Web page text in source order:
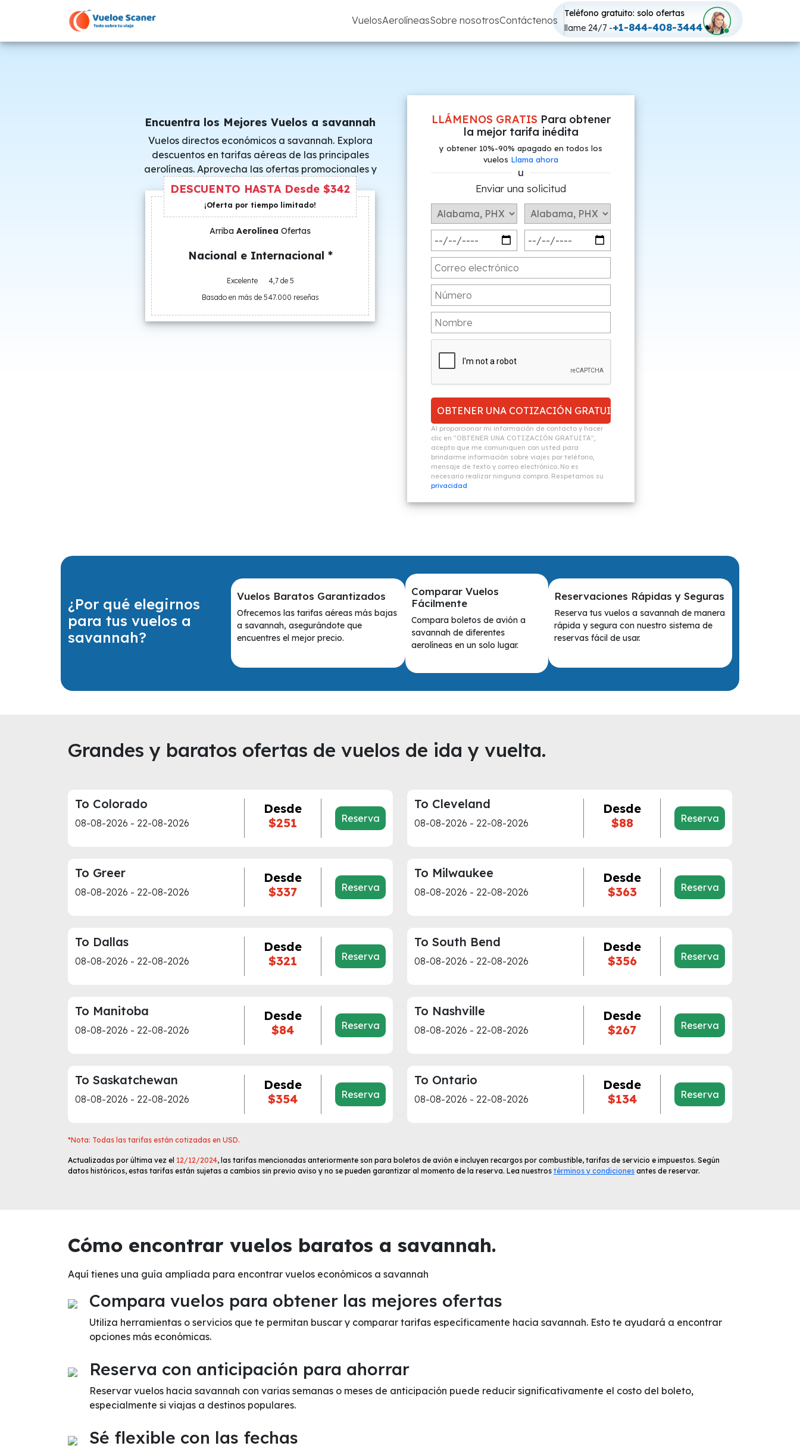
VuelosAerolíneasSobre nosotrosContáctenos
Teléfono gratuito: solo ofertas
llame 24/7 -+1-844-408-3444
Encuentra los Mejores Vuelos a savannah
Vuelos directos económicos a savannah. Explora
descuentos en tarifas aéreas de las principales
aerolíneas. Aprovecha las ofertas promocionales y
consigue precios especiales.
DESCUENTO HASTA Desde $342
¡Oferta por tiempo limitado!
Arriba Aerolínea Ofertas
Nacional e Internacional *
Excelente
4,7 de 5
Basado en más de 547.000 reseñas
LLÁMENOS GRATIS Para obtener
la mejor tarifa inédita
y obtener 10%-90% apagado en todos los
vuelos Llama ahora
u
Enviar una solicitud
Al proporcionar mi información de contacto y hacer
clic en "OBTENER UNA COTIZACIÓN GRATUITA",
acepto que me comuniquen con usted para
brindarme información sobre viajes por teléfono,
mensaje de texto y correo electrónico. No es
necesario realizar ninguna compra. Respetamos su
privacidad
¿Por qué elegirnos
para tus vuelos a
savannah?
Vuelos Baratos Garantizados
Ofrecemos las tarifas aéreas más bajas
a savannah, asegurándote que
encuentres el mejor precio.
Comparar Vuelos
Fácilmente
Compara boletos de avión a
savannah de diferentes
aerolíneas en un solo lugar.
Reservaciones Rápidas y Seguras
Reserva tus vuelos a savannah de manera
rápida y segura con nuestro sistema de
reservas fácil de usar.
Grandes y baratos ofertas de vuelos de ida y vuelta.
To Colorado
08-08-2026 - 22-08-2026
Desde
$251
Reserva
To Cleveland
08-08-2026 - 22-08-2026
Desde
$88
Reserva
To Greer
08-08-2026 - 22-08-2026
Desde
$337
Reserva
To Milwaukee
08-08-2026 - 22-08-2026
Desde
$363
Reserva
To Dallas
08-08-2026 - 22-08-2026
Desde
$321
Reserva
To South Bend
08-08-2026 - 22-08-2026
Desde
$356
Reserva
To Manitoba
08-08-2026 - 22-08-2026
Desde
$84
Reserva
To Nashville
08-08-2026 - 22-08-2026
Desde
$267
Reserva
To Saskatchewan
08-08-2026 - 22-08-2026
Desde
$354
Reserva
To Ontario
08-08-2026 - 22-08-2026
Desde
$134
Reserva
*Nota: Todas las tarifas están cotizadas en USD.
Actualizadas por última vez el 12/12/2024, las tarifas mencionadas anteriormente son para boletos de avión e incluyen recargos por combustible, tarifas de servicio e impuestos. Según
datos históricos, estas tarifas están sujetas a cambios sin previo aviso y no se pueden garantizar al momento de la reserva. Lea nuestros términos y condiciones antes de reservar.
Cómo encontrar vuelos baratos a savannah.
Aquí tienes una guía ampliada para encontrar vuelos económicos a savannah
Compara vuelos para obtener las mejores ofertas
Utiliza herramientas o servicios que te permitan buscar y comparar tarifas específicamente hacia savannah. Esto te ayudará a encontrar
opciones más económicas.
Reserva con anticipación para ahorrar
Reservar vuelos hacia savannah con varias semanas o meses de anticipación puede reducir significativamente el costo del boleto,
especialmente si viajas a destinos populares.
Sé flexible con las fechas